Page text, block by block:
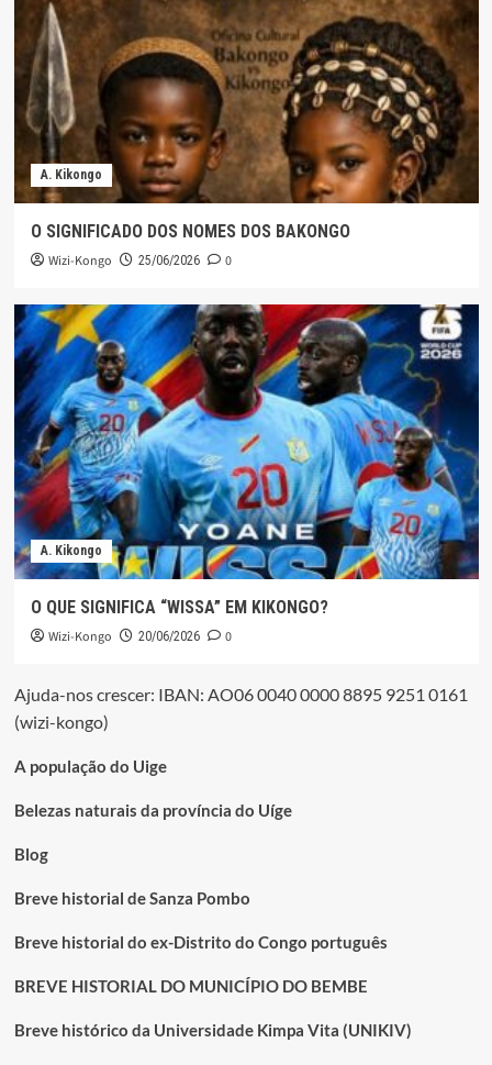
A. Kikongo
O SIGNIFICADO DOS NOMES DOS BAKONGO
Wizi-Kongo 25/06/2026 0
A. Kikongo
O QUE SIGNIFICA “WISSA” EM KIKONGO?
Wizi-Kongo 20/06/2026 0
Ajuda-nos crescer: IBAN: AO06 0040 0000 8895 9251 0161
(wizi-kongo)
A população do Uige
Belezas naturais da província do Uíge
Blog
Breve historial de Sanza Pombo
Breve historial do ex-Distrito do Congo português
BREVE HISTORIAL DO MUNICÍPIO DO BEMBE
Breve histórico da Universidade Kimpa Vita (UNIKIV)